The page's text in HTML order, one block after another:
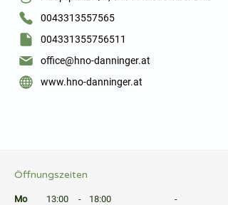
0043313557565
004331355756511
office@hno-danninger.at
www.hno-danninger.at
Öffnungszeiten
Mo
13:00 - 18:00
-